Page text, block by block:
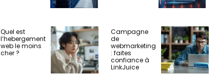
Quel est
l’hebergement
web le moins
cher ?
Campagne
de
webmarketing
: faites
confiance à
LinkJuice